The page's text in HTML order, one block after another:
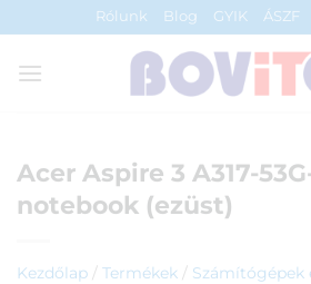
to
content
Rólunk Blog GYIK ÁSZF
Acer Aspire 3 A317-
notebook (ezüst)
Kezdőlap / Termékek / Számítógépek